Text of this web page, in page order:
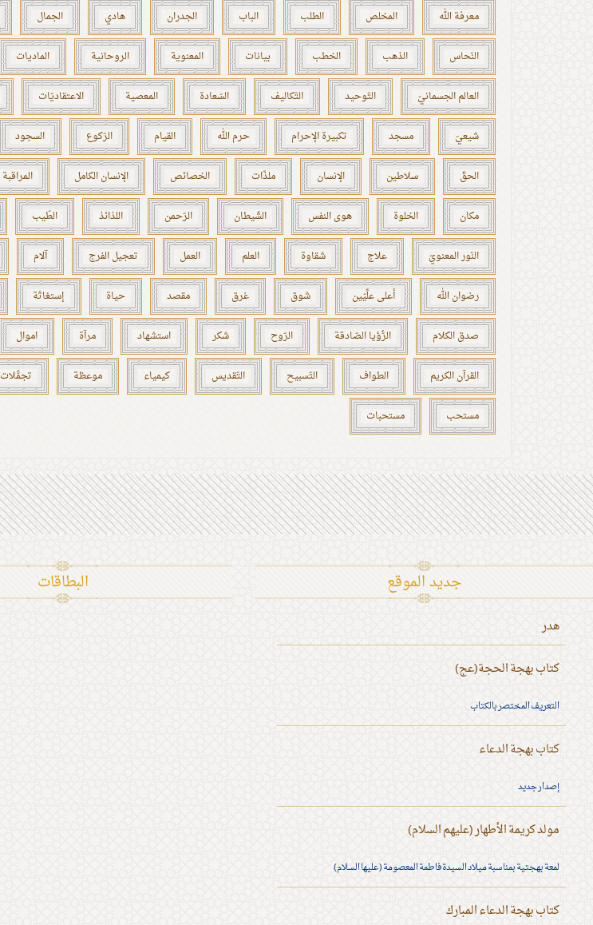
معرفة الله المخلص الطلب الباب الجدران هادي الجمال
النّحاس الذهب الخطب بيانات المعنوية الروحانية الماديات
العالم الجسمانيّ التّوحيد التّكاليف السّعادة المعصية الاعتقاديّات
شيعيّ مسجد تكبيرة الإحرام حرم الله القيام الرّكوع السجود
الحقّ سلاطين الإنسان ملذّات الخصائص الإنسان الكامل المراقبة
مكان الخلوة هوى النفس الشّيطان الرّحمن اللذائذ الطّيب
النّور المعنويّ علاج شقاوة العلم العمل تعجيل الفرج آلام
رضوان الله أعلى علِّيّين شوق غرق مقصد حياة إستغاثة
صدق الكلام الرُّؤيا الصّادقة الرّوح شكر استشهاد مرآة اموال
القرآن الكريم الطواف التّسبيح التّقديس كيمياء موعظة تجمُّلات
مستحب مستحبات
البطاقات جديد الموقع
هدر
كتاب بهجة الحجة(عج)
التعريف المختصر بالكتاب
كتاب بهجة الدعاء
إصدار جديد
مولد كريمة الأطهار (عليهم السلام)
لمعة بهجتية بمناسبة ميلاد السيدة فاطمة المعصومة (عليها السلام)
كتاب بهجة الدعاء المبارك